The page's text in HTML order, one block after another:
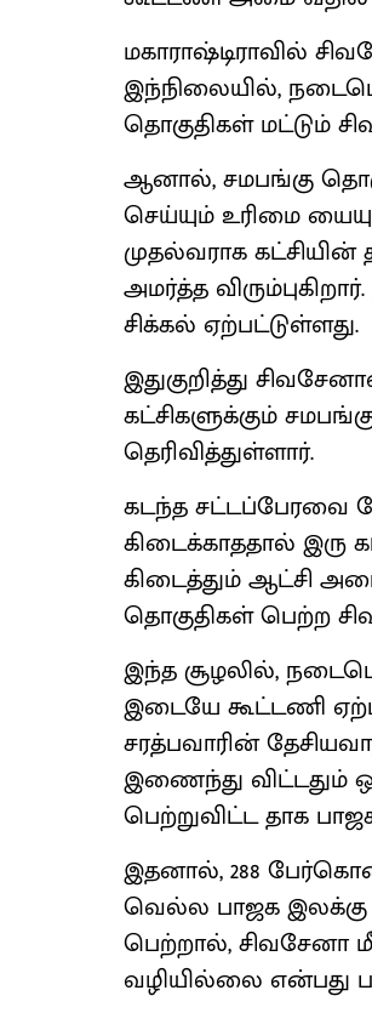
மகாராஷ்டிராவில்
இந்நிலையில்,
தொகுதிகள் மட்டும்
ஆனால், சமபங்கு
செய்யும் உரிமை
முதல்வராக
அமர்த்த
சிக்கல் ஏற்பட்டுள்ளது.
இதுகுறித்து
கட்சிகளுக்கும்
தெரிவித்துள்ளார்.
கடந்த சட்டப்பேரவை
கிடைக்காததால் இரு
கிடைத்தும் ஆட்சி
தொகுதிகள் பெற்ற
இந்த சூழலில்,
இடையே கூட்டணி
சரத்பவாரின்
இணைந்து விட்டதும்
பெற்றுவிட்ட தாக பாஜக
இதனால், 288
வெல்ல பாஜக இலக்கு
பெற்றால், சிவசேனா
வழியில்லை என்பது